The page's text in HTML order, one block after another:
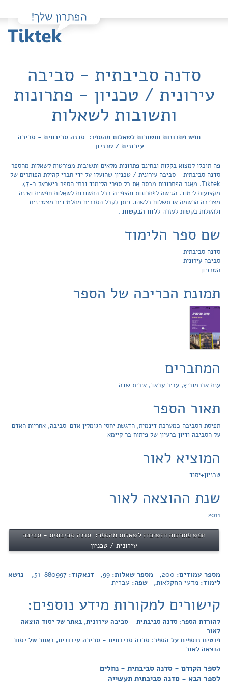
סדנה סביבתית - סביבה
עירונית / טכניון - פתרונות
ותשובות לשאלות
חפש פתרונות ותשובות לשאלות מהספר: סדנה סביבתית - סביבה
עירונית / טכניון
פה תוכלו למצוא בקלות ובחינם פתרונות מלאים ותשובות מפורטות לשאלות מהספר
סדנה סביבתית - סביבה עירונית / טכניון שהועלו על ידי חברי קהילת הפותרים של
Tiktek. מאגר הפתרונות מכסה את כל ספרי הלימוד ובתי הספר בישראל ב-47
מקצועות לימוד. הגישה לפתרונות והצפייה בכל התשובות לשאלות חפשית ואינה
מצריכה הרשמה או תשלום כלשהו. ניתן לקבל הסברים מתלמידים מצטיינים
ולהעלות בקשות לעזרה ללוח הבקשות .
שם ספר הלימוד
סדנה סביבתית
סביבה עירונית
הטכניון
תמונת הכריכה של הספר
המחברים
ענת אברמוביץ, עביר עבאד, אירית שדה
תאור הספר
תפיסת הסביבה כמערכת דינמית, הדגשת יחסי הגומלין אדם-סביבה, אחריות האדם
על הסביבה ודיון ברעיון של פיתוח בר קיימא
המוציא לאור
טכניון+יסוד
שנת ההוצאה לאור
2011
חפש פתרונות ותשובות לשאלות מהספר: סדנה סביבתית - סביבה
עירונית / טכניון
מספר עמודים: 200, מספר שאלות: 99, דנאקוד: 51-880997, נושא
לימוד: מדעי החקלאות, שפה: עברית
קישורים למקורות מידע נוספים:
להורדת הספר: סדנה סביבתית - סביבה עירונית, באתר של יסוד הוצאה
לאור
פרטים נוספים על הספר: סדנה סביבתית - סביבה עירונית, באתר של יסוד
הוצאה לאור
לספר הקודם - סדנה סביבתית - נחלים
לספר הבא - סדנה סביבתית תעשייה